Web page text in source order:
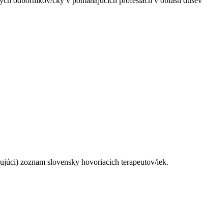
zoznam slovensky hovoriacich terapeutov/iek.